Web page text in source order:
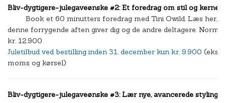
Bliv-dygtigere-julegaveønske #2: Et foredrag om stil og kerner
Book et 60 minutters foredrag med Tini Owild. Læs her,
denne forrygende aften giver dig og de andre deltagere.
kr. 12.900
Juletilbud ved bestilling inden 31. december kun kr. 9.900 (eks.
moms og kørsel)
Bliv-dygtigere-julegaveønske #3: Lær nye, avancerede